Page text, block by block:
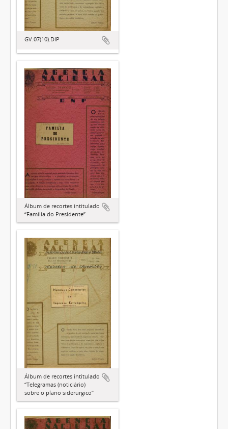
GV.07(10).DIP
Álbum de recortes intitulado
“Família do Presidente”
Álbum de recortes intitulado
“Telegramas (noticiário)
sobre o plano siderúrgico”